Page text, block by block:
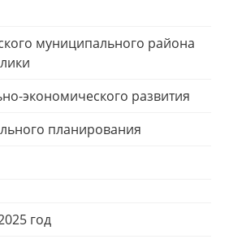
муниципального района
экономического развития
планирования
год